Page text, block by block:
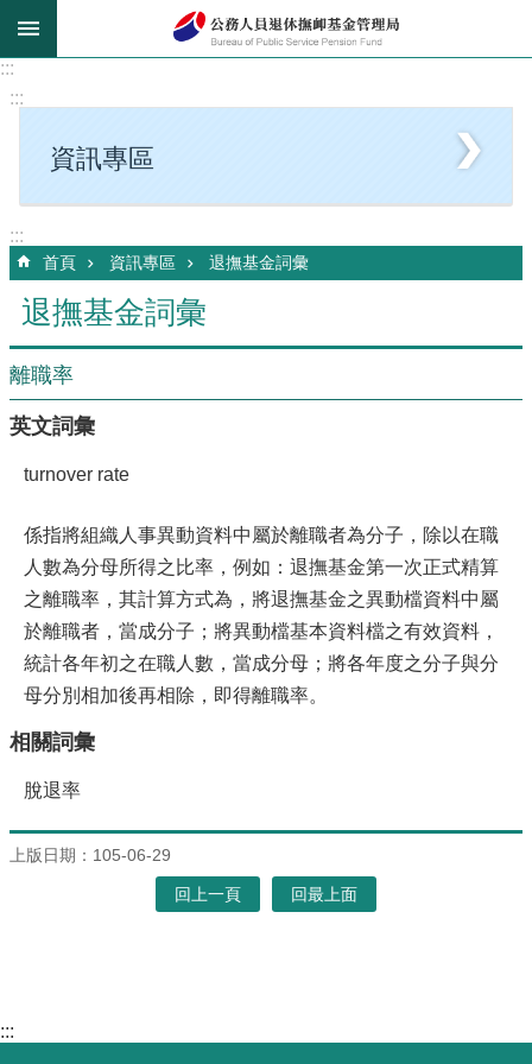
跳到主要內容區塊
:::
:::
資訊專區
:::
首頁 資訊專區 退撫基金詞彙
退撫基金詞彙
離職率
英文詞彙
turnover rate
係指將組織人事異動資料中屬於離職者為分子，除以在職
人數為分母所得之比率，例如：退撫基金第一次正式精算
之離職率，其計算方式為，將退撫基金之異動檔資料中屬
於離職者，當成分子；將異動檔基本資料檔之有效資料，
統計各年初之在職人數，當成分母；將各年度之分子與分
母分別相加後再相除，即得離職率。
相關詞彙
脫退率
上版日期：105-06-29
回上一頁 回最上面
:::